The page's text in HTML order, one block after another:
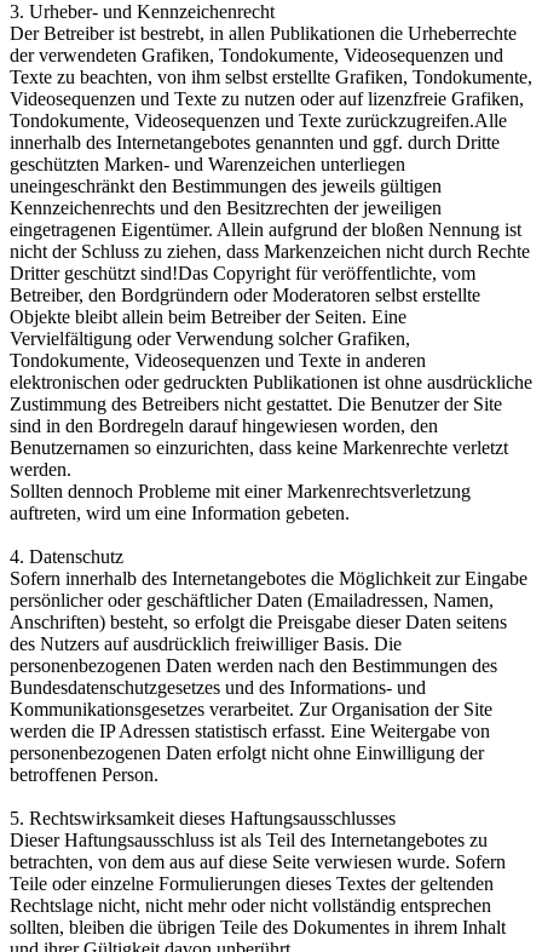
3. Urheber- und Kennzeichenrecht
Der Betreiber ist bestrebt, in allen Publikationen die Urheberrechte
der verwendeten Grafiken, Tondokumente, Videosequenzen und
Texte zu beachten, von ihm selbst erstellte Grafiken, Tondokumente,
Videosequenzen und Texte zu nutzen oder auf lizenzfreie Grafiken,
Tondokumente, Videosequenzen und Texte zurückzugreifen.Alle
innerhalb des Internetangebotes genannten und ggf. durch Dritte
geschützten Marken- und Warenzeichen unterliegen
uneingeschränkt den Bestimmungen des jeweils gültigen
Kennzeichenrechts und den Besitzrechten der jeweiligen
eingetragenen Eigentümer. Allein aufgrund der bloßen Nennung ist
nicht der Schluss zu ziehen, dass Markenzeichen nicht durch Rechte
Dritter geschützt sind!Das Copyright für veröffentlichte, vom
Betreiber, den Bordgründern oder Moderatoren selbst erstellte
Objekte bleibt allein beim Betreiber der Seiten. Eine
Vervielfältigung oder Verwendung solcher Grafiken,
Tondokumente, Videosequenzen und Texte in anderen
elektronischen oder gedruckten Publikationen ist ohne ausdrückliche
Zustimmung des Betreibers nicht gestattet. Die Benutzer der Site
sind in den Bordregeln darauf hingewiesen worden, den
Benutzernamen so einzurichten, dass keine Markenrechte verletzt
werden.
Sollten dennoch Probleme mit einer Markenrechtsverletzung
auftreten, wird um eine Information gebeten.
4. Datenschutz
Sofern innerhalb des Internetangebotes die Möglichkeit zur Eingabe
persönlicher oder geschäftlicher Daten (Emailadressen, Namen,
Anschriften) besteht, so erfolgt die Preisgabe dieser Daten seitens
des Nutzers auf ausdrücklich freiwilliger Basis. Die
personenbezogenen Daten werden nach den Bestimmungen des
Bundesdatenschutzgesetzes und des Informations- und
Kommunikationsgesetzes verarbeitet. Zur Organisation der Site
werden die IP Adressen statistisch erfasst. Eine Weitergabe von
personenbezogenen Daten erfolgt nicht ohne Einwilligung der
betroffenen Person.
5. Rechtswirksamkeit dieses Haftungsausschlusses
Dieser Haftungsausschluss ist als Teil des Internetangebotes zu
betrachten, von dem aus auf diese Seite verwiesen wurde. Sofern
Teile oder einzelne Formulierungen dieses Textes der geltenden
Rechtslage nicht, nicht mehr oder nicht vollständig entsprechen
sollten, bleiben die übrigen Teile des Dokumentes in ihrem Inhalt